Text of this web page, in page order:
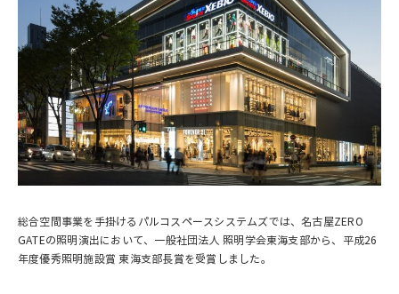
総合空間事業を手掛けるパルコスペースシステムズでは、名古屋ZERO
GATEの照明演出において、一般社団法人 照明学会東海支部から、平成26
年度優秀照明施設賞 東海支部長賞を受賞しました。